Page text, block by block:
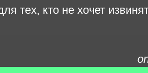
тех, кто не хочет